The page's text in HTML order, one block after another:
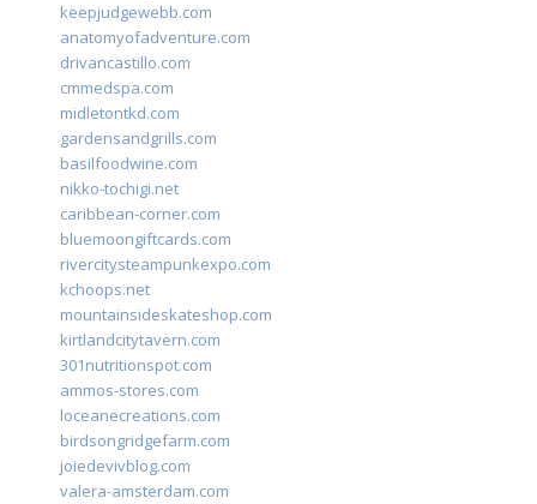
keepjudgewebb.com
anatomyofadventure.com
drivancastillo.com
cmmedspa.com
midletontkd.com
gardensandgrills.com
basilfoodwine.com
nikko-tochigi.net
caribbean-corner.com
bluemoongiftcards.com
rivercitysteampunkexpo.com
kchoops.net
mountainsideskateshop.com
kirtlandcitytavern.com
301nutritionspot.com
ammos-stores.com
loceanecreations.com
birdsongridgefarm.com
joiedevivblog.com
valera-amsterdam.com